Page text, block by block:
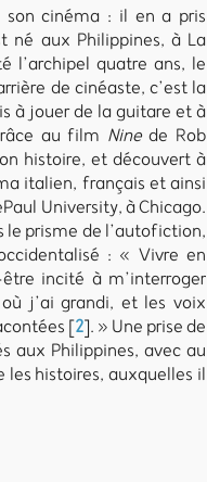
cinéma : il en a pris
né aux Philippines, à La
l’archipel quatre ans, le
de cinéaste, c’est la
à jouer de la guitare et à
au film Ninede Rob
histoire, et découvert à
italien, français et ainsi
University, à Chicago.
le prisme de l’autofiction,
: « Vivre en
incité à m’interroger
j’ai grandi, et les voix
[2]. » Une prise de
aux Philippines, avec au
histoires, auxquelles il